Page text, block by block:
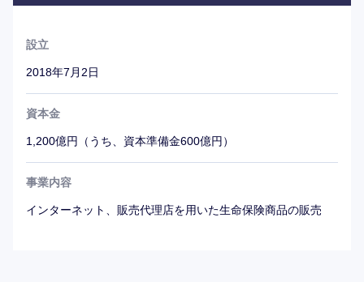
設立
2018年7月2日
資本金
1,200億円（うち、資本準備金600億円）
事業内容
インターネット、販売代理店を用いた生命保険商品の販売